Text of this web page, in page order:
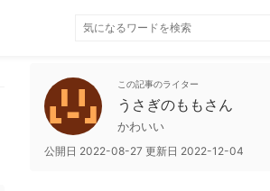
この記事のライター
うさぎのももさん
かわいい
公開日 2022-08-27 更新日 2022-12-04